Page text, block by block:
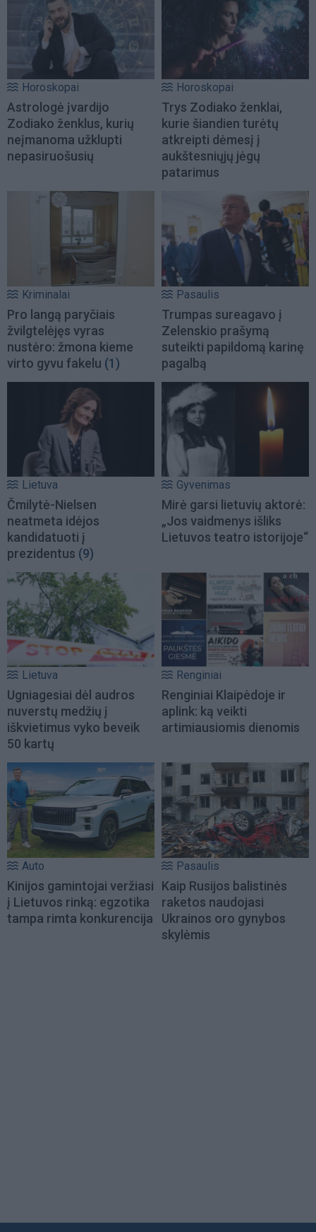
Horoskopai
Astrologė įvardijo
Zodiako ženklus, kurių
neįmanoma užklupti
nepasiruošusių
Horoskopai
Trys Zodiako ženklai,
kurie šiandien turėtų
atkreipti dėmesį į
aukštesniųjų jėgų
patarimus
Kriminalai
Pro langą paryčiais
žvilgtelėjęs vyras
nustėro: žmona kieme
virto gyvu fakelu (1)
Pasaulis
Trumpas sureagavo į
Zelenskio prašymą
suteikti papildomą karinę
pagalbą
Lietuva
Čmilytė-Nielsen
neatmeta idėjos
kandidatuoti į
prezidentus (9)
Gyvenimas
Mirė garsi lietuvių aktorė:
„Jos vaidmenys išliks
Lietuvos teatro istorijoje“
Lietuva
Ugniagesiai dėl audros
nuverstų medžių į
iškvietimus vyko beveik
50 kartų
Renginiai
Renginiai Klaipėdoje ir
aplink: ką veikti
artimiausiomis dienomis
Auto
Kinijos gamintojai veržiasi
į Lietuvos rinką: egzotika
tampa rimta konkurencija
Pasaulis
Kaip Rusijos balistinės
raketos naudojasi
Ukrainos oro gynybos
skylėmis